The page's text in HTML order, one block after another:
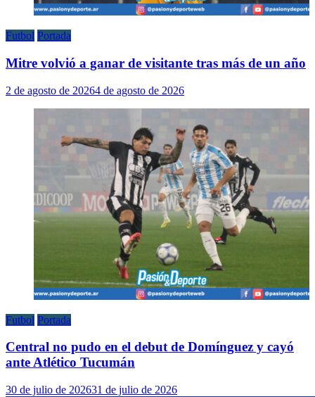
Futbol Portada
Mitre volvió a ganar de visitante tras más de un año
2 de agosto de 20264 de agosto de 2026
Futbol Portada
Central no pudo en el debut de Domínguez y cayó
ante Atlético Tucumán
30 de julio de 202631 de julio de 2026